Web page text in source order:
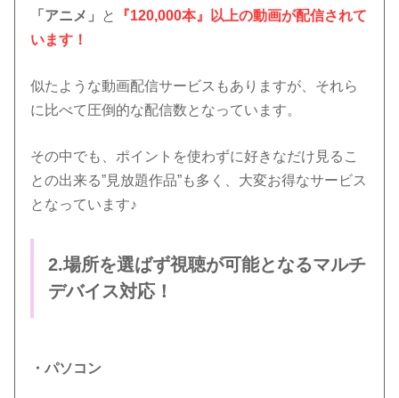
「アニメ」
と
『120,000本』以上の動画が配信されて
います！
似たような動画配信サービスもありますが、それら
に比べて圧倒的な配信数となっています。
その中でも、ポイントを使わずに好きなだけ見るこ
との出来る”見放題作品”も多く、大変お得なサービス
となっています♪
2.場所を選ばず視聴が可能となるマルチ
デバイス対応！
・パソコン